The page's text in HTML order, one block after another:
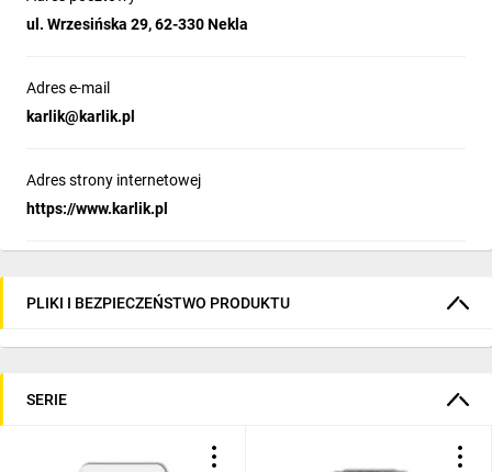
ul. Wrzesińska 29, 62-330 Nekla
Adres e-mail
karlik@karlik.pl
Adres strony internetowej
https://www.karlik.pl
PLIKI I BEZPIECZEŃSTWO PRODUKTU
SERIE